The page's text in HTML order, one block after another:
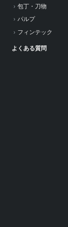
包丁・刀物
パルプ
フィンテック
よくある質問